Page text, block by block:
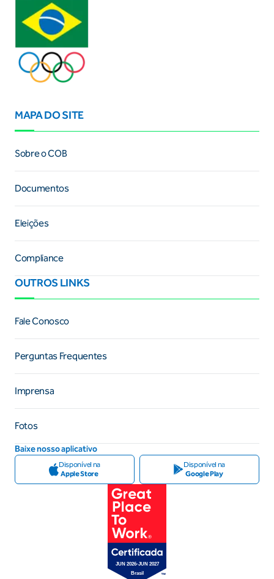
MAPA DO SITE
Sobre o COB
Documentos
Eleições
Compliance
OUTROS LINKS
Fale Conosco
Perguntas Frequentes
Imprensa
Fotos
Baixe nosso aplicativo
Disponível na
Apple Store
Disponível na
Google Play